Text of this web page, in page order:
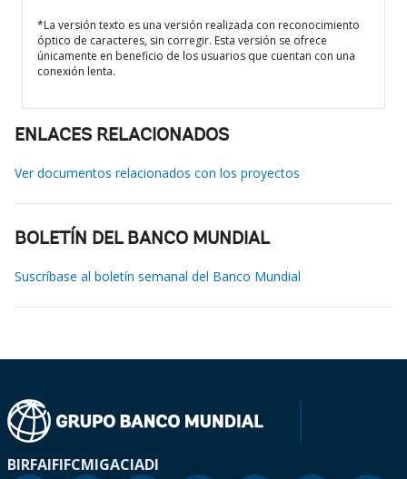
*La versión texto es una versión realizada con reconocimiento
óptico de caracteres, sin corregir. Esta versión se ofrece
únicamente en beneficio de los usuarios que cuentan con una
conexión lenta.
ENLACES RELACIONADOS
Ver documentos relacionados con los proyectos
BOLETÍN DEL BANCO MUNDIAL
Suscríbase al boletín semanal del Banco Mundial
BIRFAIFIFCMIGACIADI